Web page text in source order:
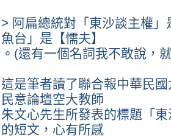
> 阿扁總統對「東沙談主權
魚台」是【懦夫】
。(還有一個名詞我不敢說，
這是筆者讀了聯合報中華民
民意論壇空大教師
朱文心先生所發表的標題「
的短文，心有所感